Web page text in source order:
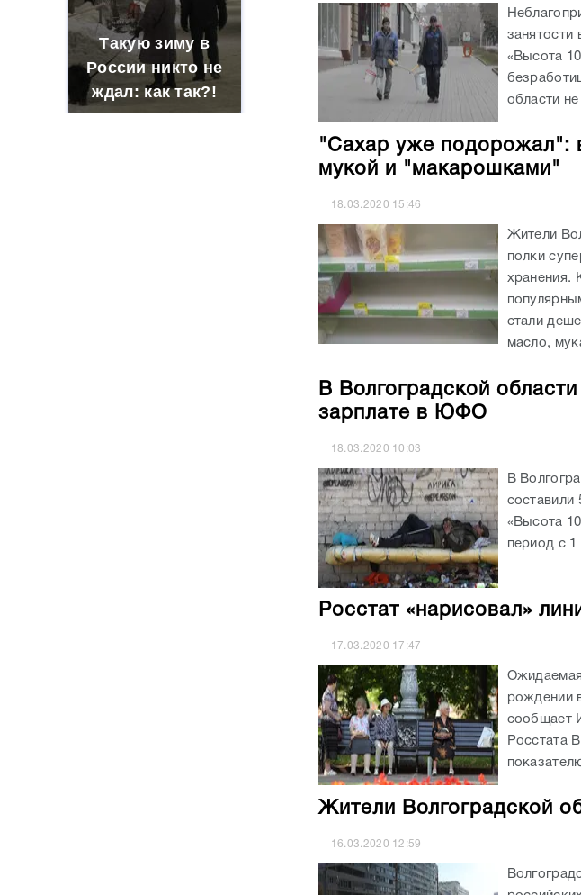
Такую зиму в
России никто не
ждал: как так?!
занятости
«Высота
области не
"Сахар уже подорожал":
мукой и "макарошками"
18.03.2020 15:46
Жители
полки
хранения.
стали
масло,
В Волгоградской
зарплате в ЮФО
18.03.2020 10:03
В
«Высота
период с
Росстат «нарисовал»
17.03.2020 17:47
рождении
сообщает
Росстата
Жители Волгоградской
16.03.2020 12:59